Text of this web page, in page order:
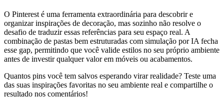
O Pinterest é uma ferramenta extraordinária para descobrir e
organizar inspirações de decoração, mas sozinho não resolve o
desafio de traduzir essas referências para seu espaço real. A
combinação de pastas bem estruturadas com simulação por IA fecha
esse gap, permitindo que você valide estilos no seu próprio ambiente
antes de investir qualquer valor em móveis ou acabamentos.
Quantos pins você tem salvos esperando virar realidade? Teste uma
das suas inspirações favoritas no seu ambiente real e compartilhe o
resultado nos comentários!